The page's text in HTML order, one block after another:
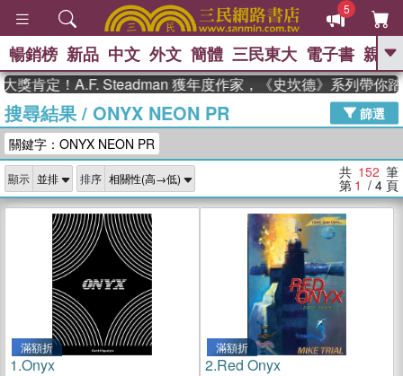
5
GO
熱搜： 東野圭吾 The Odyssey 、
父親節 、 如果歷史是一群喵 、 暑期
念華 、 台灣的李登輝時代 、 數學女
孩：黎曼猜想
偉大的迷走神經
暢銷榜 新品 中文 外文 簡體 三民東大 電子書 親子
！A.F. Steadman 獲年度作家，《史坎德》系列帶你踏上熱
搜尋結果/ ONYX NEON PR
篩選
關鍵字：ONYX NEON PR
顯示 排序 共 152 筆
第 1 / 4 頁
滿額折
1.Onyx
滿額折
2.Red Onyx